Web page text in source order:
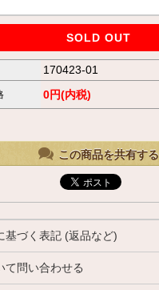
SOLD OUT
170423-01
0円(内税)
この商品を共有する
基づく表記 (返品など)
て問い合わせる